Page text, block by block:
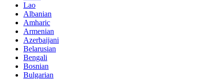
Lao
Albanian
Amharic
Armenian
Azerbaijani
Belarusian
Bengali
Bosnian
Bulgarian